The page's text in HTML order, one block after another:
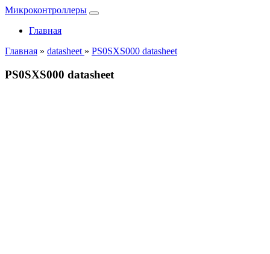
Микроконтроллеры
Главная
Главная » datasheet » PS0SXS000 datasheet
PS0SXS000 datasheet